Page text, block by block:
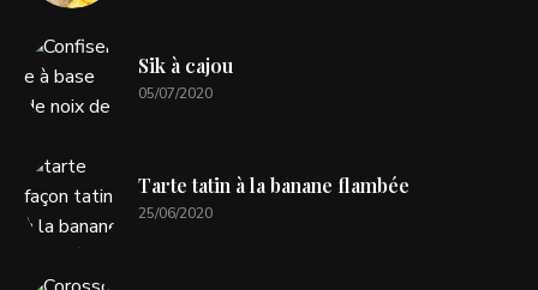
Sik à cajou
05/07/2020
Tarte tatin à la banane flambée
25/06/2020